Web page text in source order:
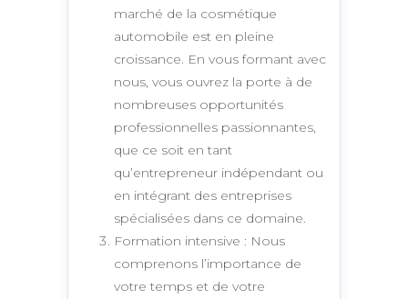
marché de la cosmétique
automobile est en pleine
croissance. En vous formant avec
nous, vous ouvrez la porte à de
nombreuses opportunités
professionnelles passionnantes,
que ce soit en tant
qu’entrepreneur indépendant ou
en intégrant des entreprises
spécialisées dans ce domaine.
Formation intensive : Nous
comprenons l’importance de
votre temps et de votre